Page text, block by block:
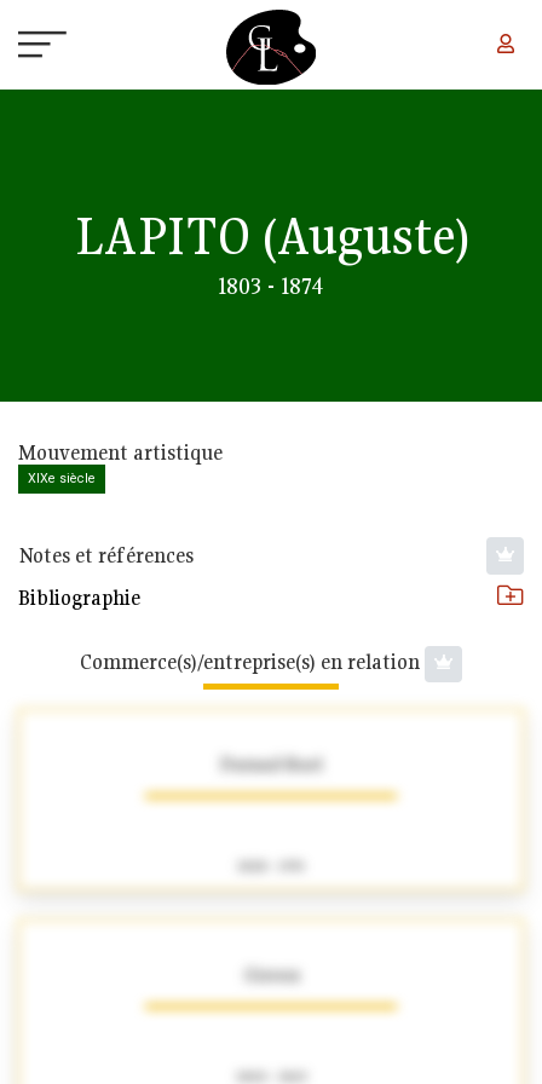
LAPITO (Auguste)
1803 - 1874
Mouvement artistique
XIXe siècle
Notes et références
Bibliographie
Commerce(s)/entreprise(s) en relation
Durand-Ruel
Giroux